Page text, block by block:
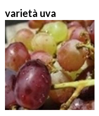
varietà uva